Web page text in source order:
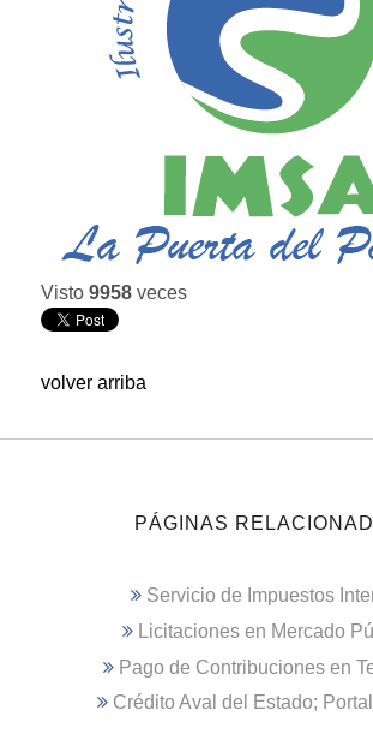
Visto 9958 veces
volver arriba
PÁGINAS
Servicio de Impuestos
Licitaciones en Mercado
Pago de Contribuciones en
Crédito Aval del Estado;